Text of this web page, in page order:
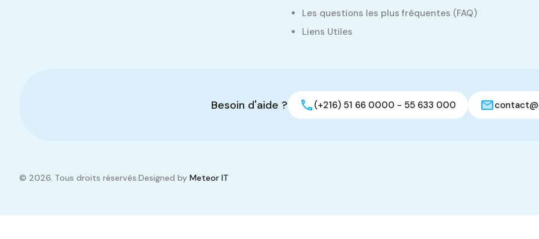
Les questions les plus fréquentes (FAQ)
Liens Utiles
Besoin d'aide ? (+216) 51 66 0000 - 55 633 000
© 2026. Tous droits réservés.Designed by Meteor IT